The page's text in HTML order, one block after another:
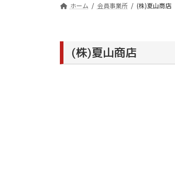
ホーム 会員事業所 (株)夏山商店
(株)夏山商店